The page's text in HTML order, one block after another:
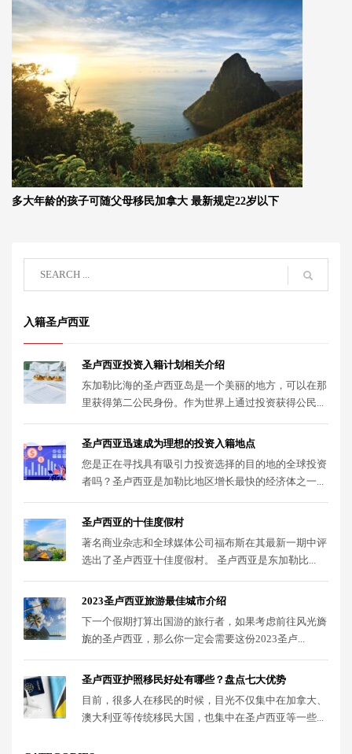
多大年龄的孩子可随父母移民加拿大 最新规定22岁以下
入籍圣卢西亚
圣卢西亚投资入籍计划相关介绍
东加勒比海的圣卢西亚岛是一个美丽的地方，可以在那
里获得第二公民身份。作为世界上通过投资获得公民...
圣卢西亚迅速成为理想的投资入籍地点
您是正在寻找具有吸引力投资选择的目的地的全球投资
者吗？圣卢西亚是加勒比地区增长最快的经济体之一...
圣卢西亚的十佳度假村
著名商业杂志和全球媒体公司福布斯在其最新一期中评
选出了圣卢西亚十佳度假村。 圣卢西亚是东加勒比...
2023圣卢西亚旅游最佳城市介绍
下一个假期打算出国游的旅行者，如果考虑前往风光旖
旎的圣卢西亚，那么你一定会需要这份2023圣卢...
圣卢西亚护照移民好处有哪些？盘点七大优势
目前，很多人在移民的时候，目光不仅集中在加拿大、
澳大利亚等传统移民大国，也集中在圣卢西亚等一些...